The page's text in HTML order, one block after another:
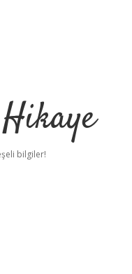
bilgiler!